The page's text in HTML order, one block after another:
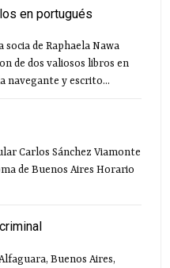
en portugués
socia de Raphaela Nawa
de dos valiosos libros en
navegante y escrito...
Carlos Sánchez Viamonte
de Buenos Aires Horario
Buenos Aires,